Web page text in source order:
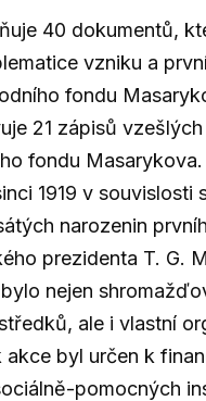
40 dokumentů,
vzniku a
fondu
21 zápisů
fondu
1919 v souvislosti
narozenin
prezidenta T. G.
nejen
ale i vlastní
akce byl určen k
pomocných